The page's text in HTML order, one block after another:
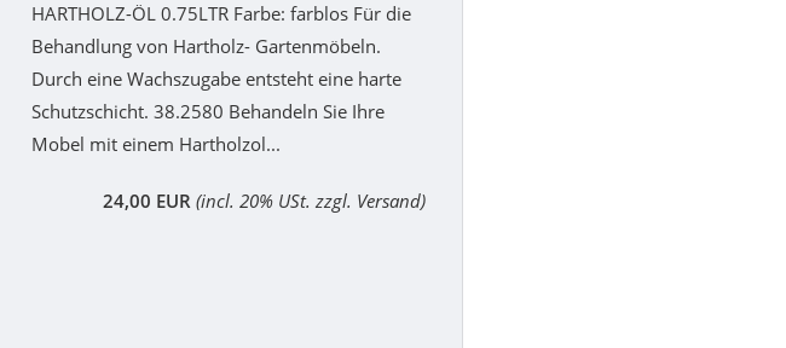
HARTHOLZ-ÖL 0.75LTR Farbe: farblos Für die
Behandlung von Hartholz- Gartenmöbeln.
Durch eine Wachszugabe entsteht eine harte
Schutzschicht. 38.2580 Behandeln Sie Ihre
Mobel mit einem Hartholzol...
24,00 EUR (incl. 20% USt. zzgl. Versand)